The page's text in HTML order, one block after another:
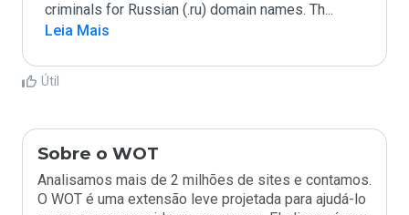
criminals for Russian (.ru) domain names. Th...
Leia Mais
Útil
Sobre o WOT
Analisamos mais de 2 milhões de sites e contamos.
O WOT é uma extensão leve projetada para ajudá-lo